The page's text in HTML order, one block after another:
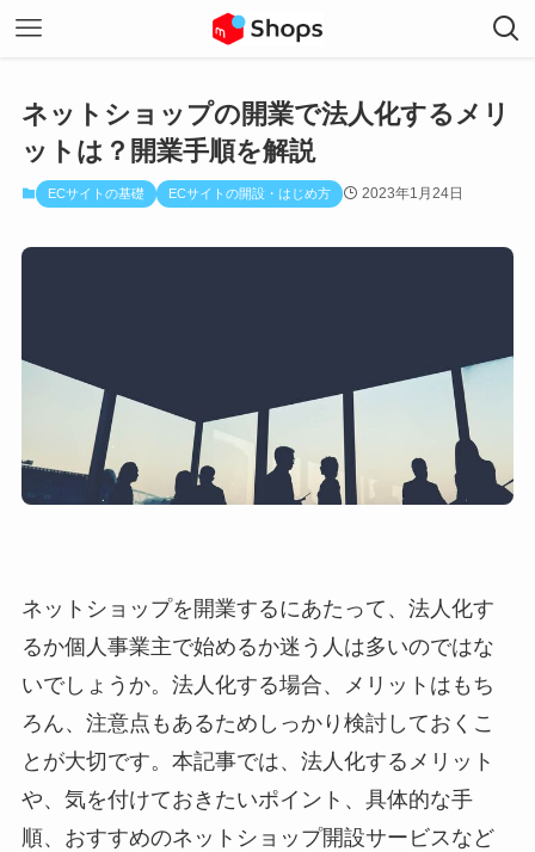
ネットショップの開業で法人化するメリ
ットは？開業手順を解説
ECサイトの基礎 ECサイトの開設・はじめ方 2023年1月24日
ネットショップを開業するにあたって、法人化す
るか個人事業主で始めるか迷う人は多いのではな
いでしょうか。法人化する場合、メリットはもち
ろん、注意点もあるためしっかり検討しておくこ
とが大切です。本記事では、法人化するメリット
や、気を付けておきたいポイント、具体的な手
順、おすすめのネットショップ開設サービスなど